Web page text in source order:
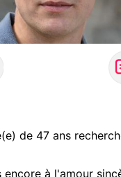
de 47 ans
encore à l'amour